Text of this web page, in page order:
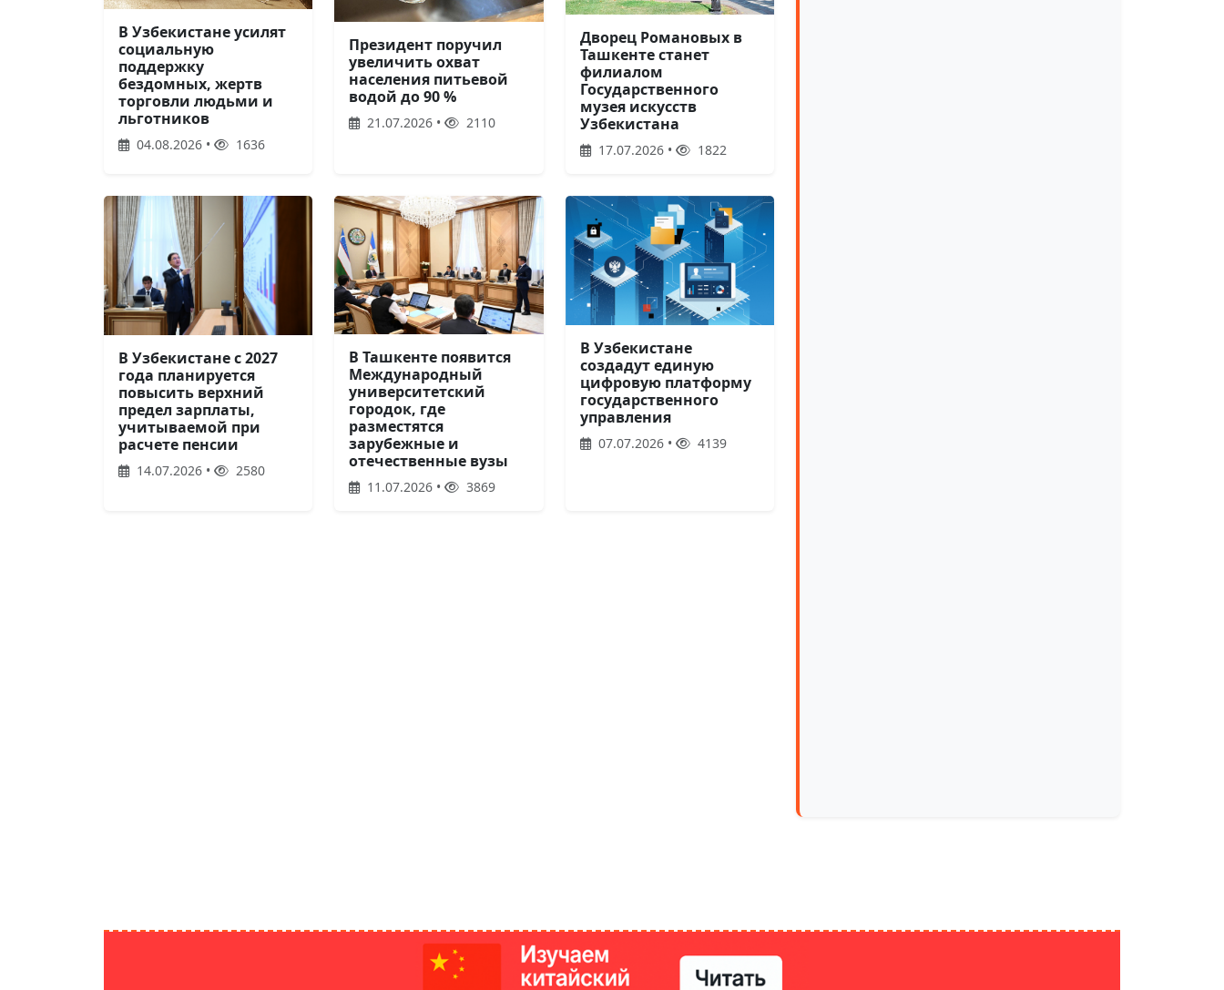
В Узбекистане усилят
социальную
поддержку
бездомных, жертв
торговли людьми и
льготников
04.08.2026 • 1636
Президент поручил
увеличить охват
населения питьевой
водой до 90 %
21.07.2026 • 2110
Дворец Романовых в
Ташкенте станет
филиалом
Государственного
музея искусств
Узбекистана
17.07.2026 • 1822
В Узбекистане с 2027
года планируется
повысить верхний
предел зарплаты,
учитываемой при
расчете пенсии
14.07.2026 • 2580
В Ташкенте появится
Международный
университетский
городок, где
разместятся
зарубежные и
отечественные вузы
11.07.2026 • 3869
В Узбекистане
создадут единую
цифровую платформу
государственного
управления
07.07.2026 • 4139